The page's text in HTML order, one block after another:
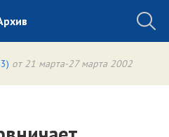
от 21 марта-27 марта 2002